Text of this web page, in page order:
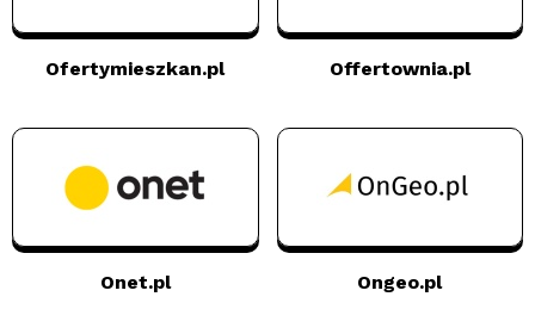
Ofertymieszkan.pl Offertownia.pl
Onet.pl Ongeo.pl